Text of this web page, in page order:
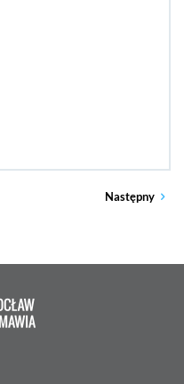
Następny